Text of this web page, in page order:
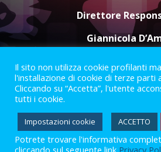
6 Agosto 2026 08:00
Direttore
Giannicola
Termini e Condizioni
Informazioni
Facebook
2023 © Gofasano|Powered by
Il sito non utilizza cookie profilanti
l'installazione di cookie di terze parti
Cliccando su “Accetta”, l'utente
tutti i cookie.
Impostazioni cookie ACCETTO
Potrete trovare l'informativa
cliccando sul seguente link Privacy